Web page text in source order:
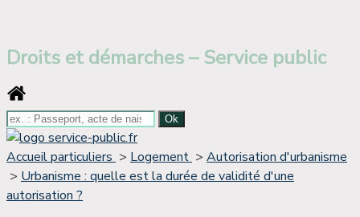
Droits et démarches – Service public
Accueil particuliers > Logement > Autorisation d'urbanisme
> Urbanisme : quelle est la durée de validité d'une
autorisation ?